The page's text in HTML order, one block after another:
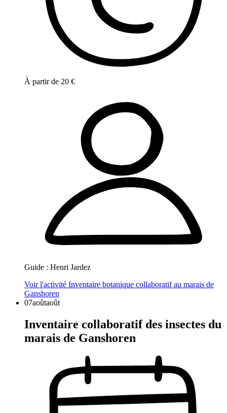
À partir de 20 €
Guide : Henri Jardez
Voir l'activité Inventaire botanique collaboratif au marais de
Ganshoren
07aoûtaoût
Inventaire collaboratif des insectes du
marais de Ganshoren